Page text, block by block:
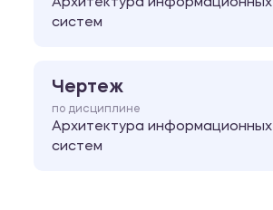
Архитектура информационных
систем
Чертеж
по дисциплине
Архитектура информационных
систем